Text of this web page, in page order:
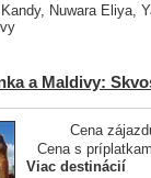
Nuwara Eliya,
a Maldivy:
Cena
Cena s
Viac destinácií